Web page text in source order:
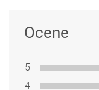
Ocene
5
4